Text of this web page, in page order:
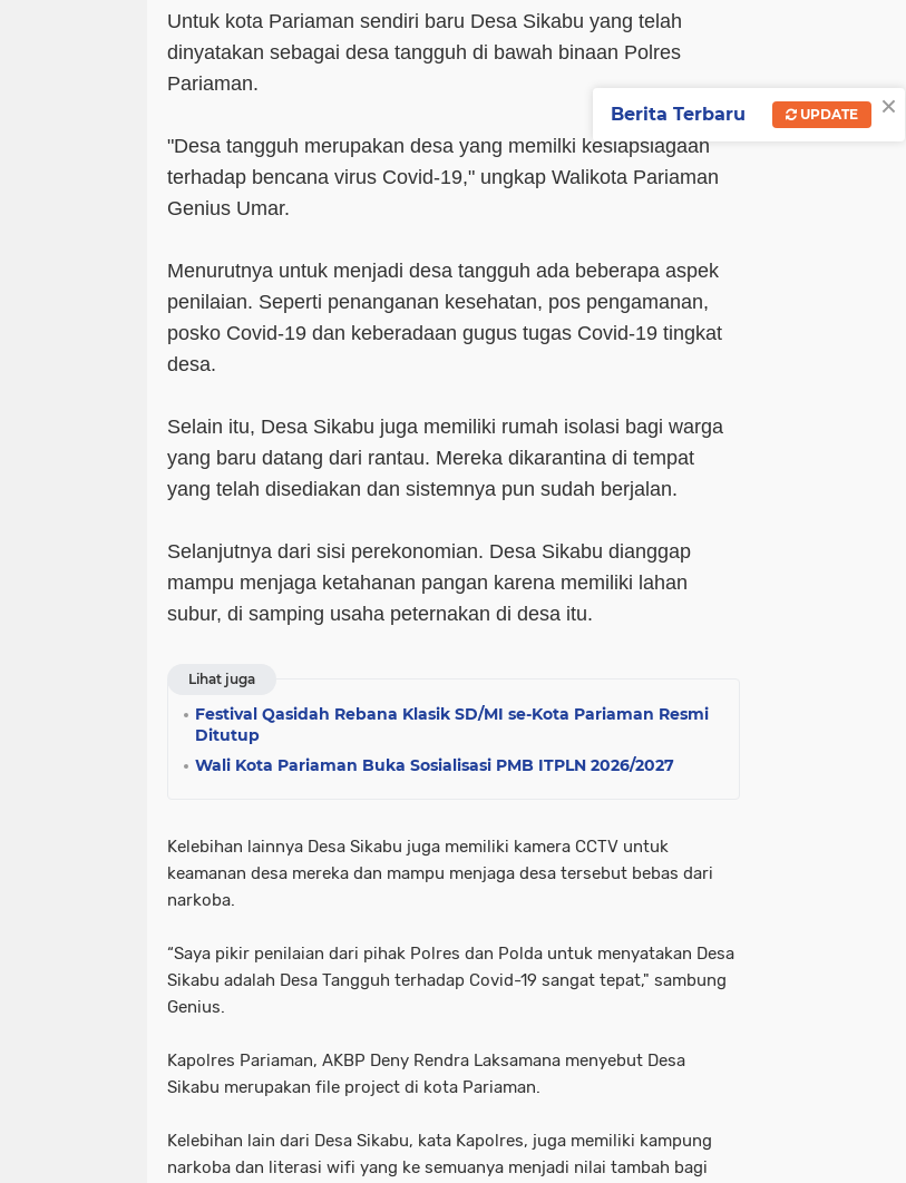
Untuk kota Pariaman sendiri baru Desa Sikabu yang telah
dinyatakan sebagai desa tangguh di bawah binaan Polres
Pariaman.
"Desa tangguh merupakan desa yang memilki kesiapsiagaan
terhadap bencana virus Covid-19," ungkap Walikota Pariaman
Genius Umar.
Menurutnya untuk menjadi desa tangguh ada beberapa aspek
penilaian. Seperti penanganan kesehatan, pos pengamanan,
posko Covid-19 dan keberadaan gugus tugas Covid-19 tingkat
desa.
Selain itu, Desa Sikabu juga memiliki rumah isolasi bagi warga
yang baru datang dari rantau. Mereka dikarantina di tempat
yang telah disediakan dan sistemnya pun sudah berjalan.
Selanjutnya dari sisi perekonomian. Desa Sikabu dianggap
mampu menjaga ketahanan pangan karena memiliki lahan
subur, di samping usaha peternakan di desa itu.
Lihat juga
Festival Qasidah Rebana Klasik SD/MI se-Kota Pariaman Resmi
Ditutup
Wali Kota Pariaman Buka Sosialisasi PMB ITPLN 2026/2027
Kelebihan lainnya Desa Sikabu juga memiliki kamera CCTV untuk
keamanan desa mereka dan mampu menjaga desa tersebut bebas dari
narkoba.
“Saya pikir penilaian dari pihak Polres dan Polda untuk menyatakan Desa
Sikabu adalah Desa Tangguh terhadap Covid-19 sangat tepat," sambung
Genius.
Kapolres Pariaman, AKBP Deny Rendra Laksamana menyebut Desa
Sikabu merupakan file project di kota Pariaman.
Kelebihan lain dari Desa Sikabu, kata Kapolres, juga memiliki kampung
narkoba dan literasi wifi yang ke semuanya menjadi nilai tambah bagi
×
Berita Terbaru UPDATE